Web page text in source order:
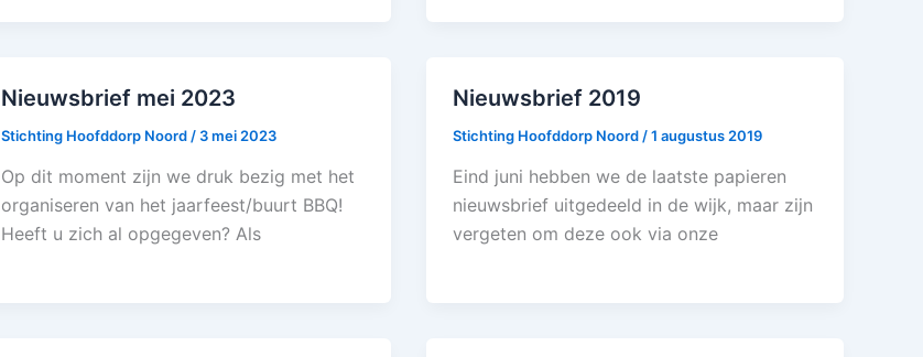
Nieuwsbrief mei 2023
Stichting Hoofddorp Noord / 3 mei 2023
Op dit moment zijn we druk bezig met het
organiseren van het jaarfeest/buurt BBQ!
Heeft u zich al opgegeven? Als
Nieuwsbrief 2019
Stichting Hoofddorp Noord /1 augustus 2019
Eind juni hebben we de laatste papieren
nieuwsbrief uitgedeeld in de wijk, maar zijn
vergeten om deze ook via onze